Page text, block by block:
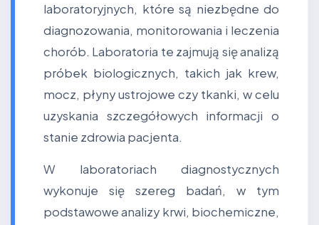
laboratoryjnych, które są niezbędne do
diagnozowania, monitorowania i leczenia
chorób. Laboratoria te zajmują się analizą
próbek biologicznych, takich jak krew,
mocz, płyny ustrojowe czy tkanki, w celu
uzyskania szczegółowych informacji o
stanie zdrowia pacjenta.
W laboratoriach diagnostycznych
wykonuje się szereg badań, w tym
podstawowe analizy krwi, biochemiczne,